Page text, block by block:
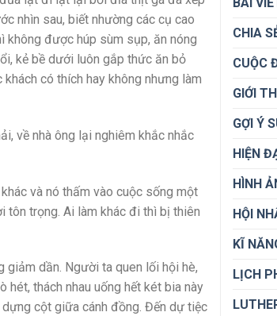
nhìn sau, biết nhường các cụ cao
không được húp sùm sụp, ăn nóng
kẻ bề dưới luôn gắp thức ăn bỏ
có thích hay không nhưng làm
về nhà ông lại nghiêm khắc nhắc
và nó thấm vào cuộc sống một
tôn trọng. Ai làm khác đi thì bị thiên
giảm dần. Người ta quen lối hội hè,
hét, thách nhau uống hết két bia này
cột giữa cánh đồng. Đến dự tiệc
CHIA
CUỘC
GIỚI
GỢI Ý
HIỆN
HÌNH
HỘI
KĨ
LỊCH